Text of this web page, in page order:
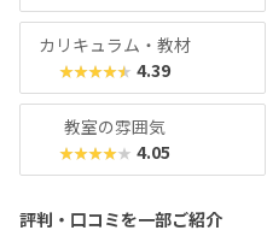
カリキュラム・教材
★★★★★ 4.39
教室の雰囲気
★★★★★ 4.05
評判・口コミを一部ご紹介